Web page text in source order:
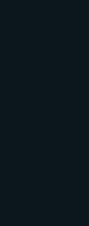
gestion, et
les qualités
par l’article
dans le
par
l’exposé
pièces
ainsi que de
de leurs
et commis
d’en faire part
général et de
et appuyé de